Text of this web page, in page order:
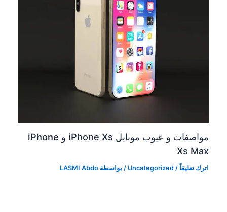
مواصفات و عيوب موبايل iPhone Xs و iPhone
Xs Max
اترك تعليقاً /
Uncategorized/ بواسطة LASMI Abdo